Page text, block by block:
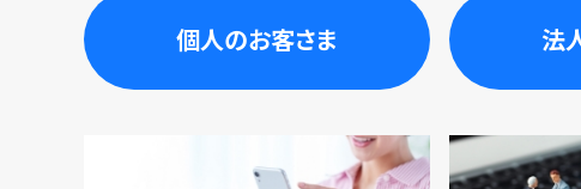
個人のお客さま 法